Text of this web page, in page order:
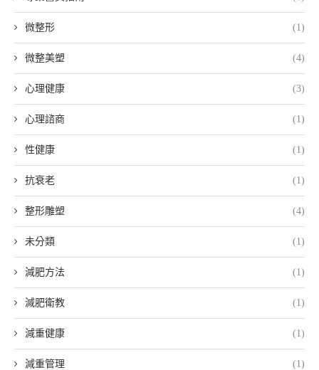
微整形 (1)
微整美塑 (4)
心理健康 (3)
心理諮商 (1)
性健康 (1)
抗衰老 (1)
整形雕塑 (4)
未分類 (1)
減肥方法 (1)
減肥衛教 (1)
減重健康 (1)
減重管理 (1)